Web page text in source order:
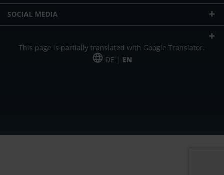
SOCIAL MEDIA
This page is partially translated with Google Translator.
DE | EN